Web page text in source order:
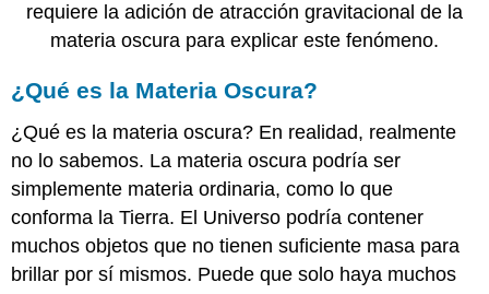
requiere la adición de atracción gravitacional de la
materia oscura para explicar este fenómeno.
¿Qué es la Materia Oscura?
¿Qué es la materia oscura? En realidad, realmente
no lo sabemos. La materia oscura podría ser
simplemente materia ordinaria, como lo que
conforma la Tierra. El Universo podría contener
muchos objetos que no tienen suficiente masa para
brillar por sí mismos. Puede que solo haya muchos